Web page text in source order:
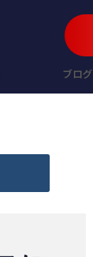
ブログ